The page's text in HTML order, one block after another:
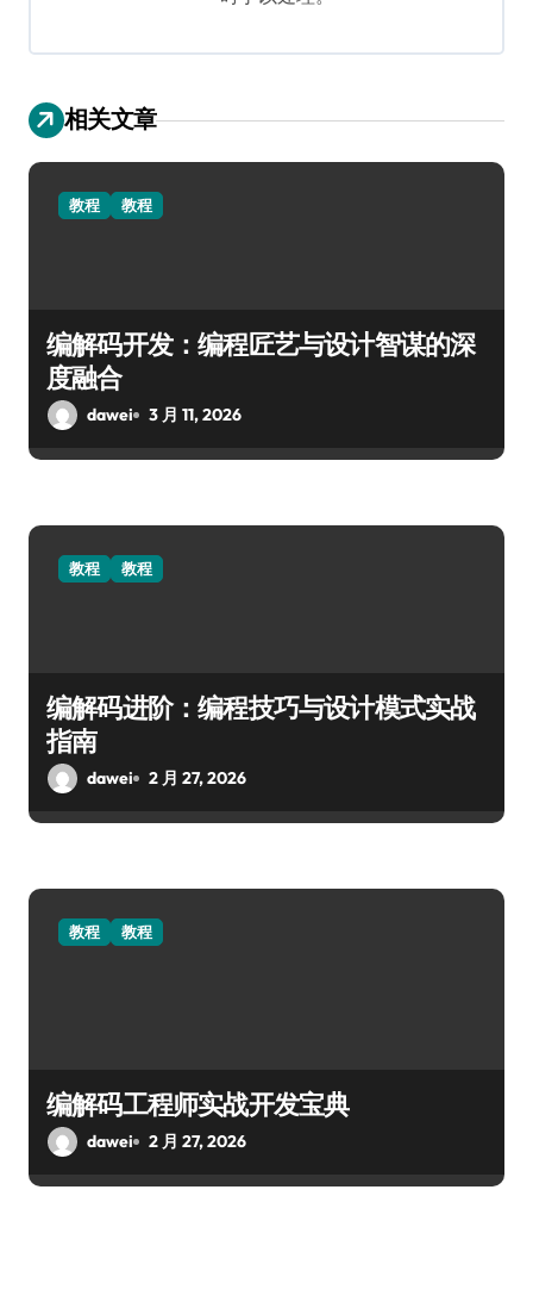
相关文章
教程 教程
编解码开发：编程匠艺与设计智谋的深
度融合
dawei 3 月 11, 2026
教程 教程
编解码进阶：编程技巧与设计模式实战
指南
dawei 2 月 27, 2026
教程 教程
编解码工程师实战开发宝典
dawei 2 月 27, 2026